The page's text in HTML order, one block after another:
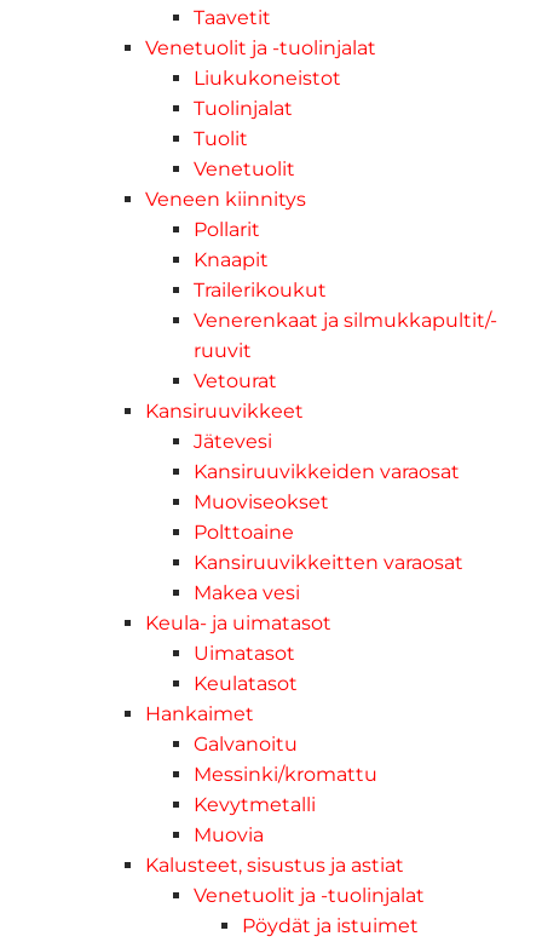
Taavetit
Venetuolit ja -tuolinjalat
Liukukoneistot
Tuolinjalat
Tuolit
Venetuolit
Veneen kiinnitys
Pollarit
Knaapit
Trailerikoukut
Venerenkaat ja silmukkapultit/-
ruuvit
Vetourat
Kansiruuvikkeet
Jätevesi
Kansiruuvikkeiden varaosat
Muoviseokset
Polttoaine
Kansiruuvikkeitten varaosat
Makea vesi
Keula- ja uimatasot
Uimatasot
Keulatasot
Hankaimet
Galvanoitu
Messinki/kromattu
Kevytmetalli
Muovia
Kalusteet, sisustus ja astiat
Venetuolit ja -tuolinjalat
Pöydät ja istuimet